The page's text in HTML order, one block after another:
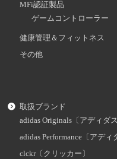
MFi認証製品
ゲームコントローラー
健康管理＆フィットネス
その他
取扱ブランド
adidas Originals〔アディダ
adidas Performance〔アディ
clckr〔クリッカー〕